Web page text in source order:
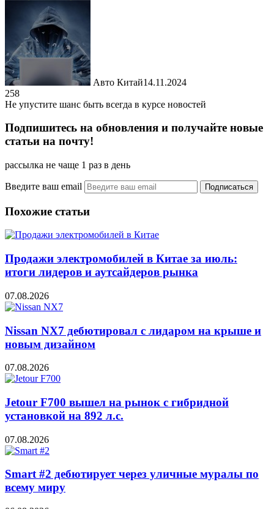
Авто Китай14.11.2024
258
Не упустите шанс быть всегда в курсе новостей
Подпишитесь на обновления и получайте новые
статьи на почту!
рассылка не чаще 1 раз в день
Введите ваш email
Похожие статьи
Продажи электромобилей в Китае за июль:
итоги лидеров и аутсайдеров рынка
07.08.2026
Nissan NX7 дебютировал с лидаром на крыше и
новым дизайном
07.08.2026
Jetour F700 вышел на рынок с гибридной
установкой на 892 л.с.
07.08.2026
Smart #2 дебютирует через уличные муралы по
всему миру